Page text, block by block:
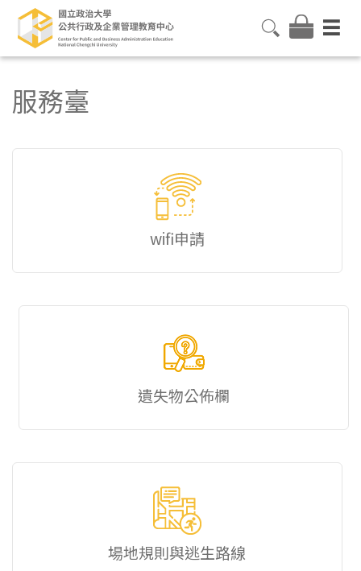
服務臺
wifi申請
遺失物公佈欄
場地規則與逃生路線